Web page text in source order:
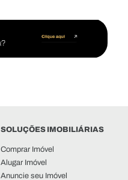
SOLUÇÕES IMOBILIÁRIAS
Comprar Imóvel
Alugar Imóvel
Anuncie seu Imóvel